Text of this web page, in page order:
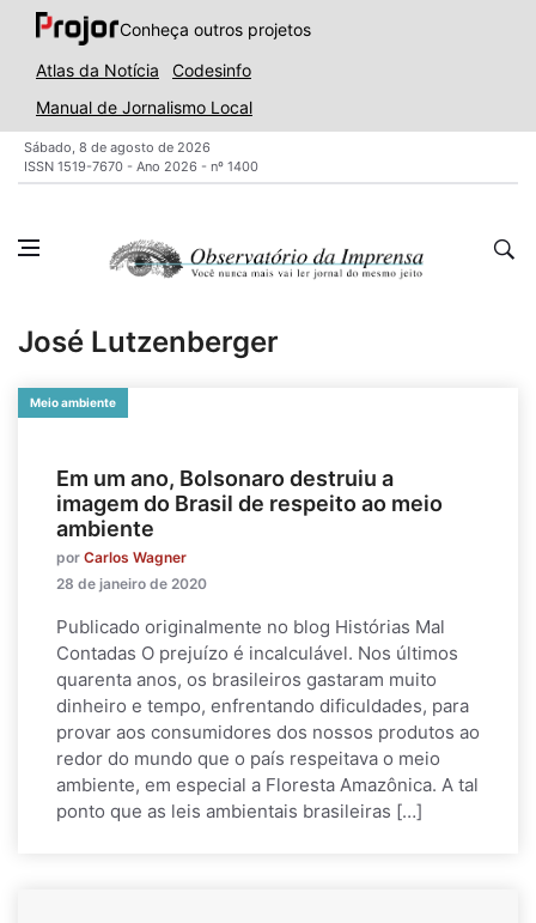
Conheça outros projetos
Atlas da Notícia
Codesinfo
Manual de Jornalismo Local
Sábado, 8 de agosto de 2026
ISSN 1519-7670 - Ano 2026 - nº 1400
José Lutzenberger
Meio ambiente
Em um ano, Bolsonaro destruiu a
imagem do Brasil de respeito ao meio
ambiente
por Carlos Wagner
28 de janeiro de 2020
Publicado originalmente no blog Histórias Mal
Contadas O prejuízo é incalculável. Nos últimos
quarenta anos, os brasileiros gastaram muito
dinheiro e tempo, enfrentando dificuldades, para
provar aos consumidores dos nossos produtos ao
redor do mundo que o país respeitava o meio
ambiente, em especial a Floresta Amazônica. A tal
ponto que as leis ambientais brasileiras […]